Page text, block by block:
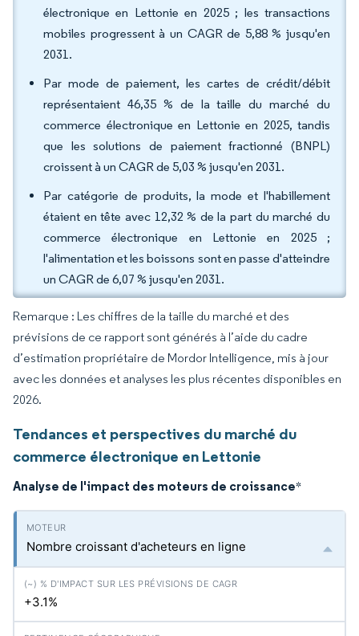
électronique en Lettonie en 2025 ; les transactions
mobiles progressent à un CAGR de 5,88 % jusqu'en
2031.
Par mode de paiement, les cartes de crédit/débit
représentaient 46,35 % de la taille du marché du
commerce électronique en Lettonie en 2025, tandis
que les solutions de paiement fractionné (BNPL)
croissent à un CAGR de 5,03 % jusqu'en 2031.
Par catégorie de produits, la mode et l'habillement
étaient en tête avec 12,32 % de la part du marché du
commerce électronique en Lettonie en 2025 ;
l'alimentation et les boissons sont en passe d'atteindre
un CAGR de 6,07 % jusqu'en 2031.
Remarque : Les chiffres de la taille du marché et des
prévisions de ce rapport sont générés à l’aide du cadre
d’estimation propriétaire de Mordor Intelligence, mis à jour
avec les données et analyses les plus récentes disponibles en
2026.
Tendances et perspectives du marché du
commerce électronique en Lettonie
Analyse de l'impact des moteurs de croissance*
Nombre croissant d'acheteurs en ligne
+3.1%